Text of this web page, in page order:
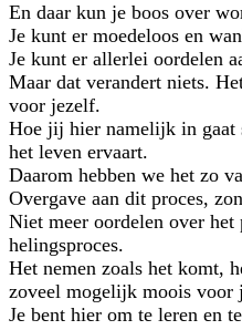
En daar kun je boos over
Je kunt er moedeloos en
Je kunt er allerlei oordelen
Maar dat verandert niets.
voor jezelf.
Hoe jij hier namelijk in gaat
het leven ervaart.
Daarom hebben we het zo
Overgave aan dit proces,
Niet meer oordelen over
helingsproces.
Het nemen zoals het komt,
zoveel mogelijk moois voor
Je bent hier om te leren en